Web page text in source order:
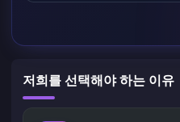
저희를 선택해야 하는 이유